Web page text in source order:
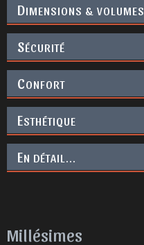
DIMENSIONS & VOLUMES
SÉCURITÉ
CONFORT
ESTHÉTIQUE
EN DÉTAIL...
Millésimes